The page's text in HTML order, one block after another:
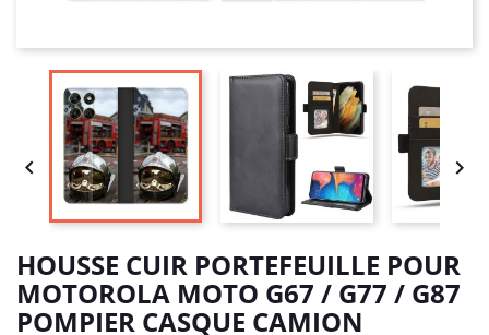
 
HOUSSE CUIR PORTEFEUILLE POUR
MOTOROLA MOTO G67 / G77 / G87
POMPIER CASQUE CAMION